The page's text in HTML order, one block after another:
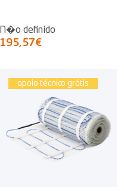
N�o definido
195,57€
apoio técnico grátis